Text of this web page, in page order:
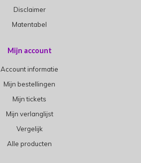
Disclaimer
Matentabel
Mijn account
Account informatie
Mijn bestellingen
Mijn tickets
Mijn verlanglijst
Vergelijk
Alle producten